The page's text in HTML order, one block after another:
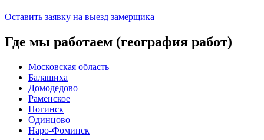
Оставить заявку на выезд замерщика
Где мы работаем (география работ)
Московская область
Балашиха
Домодедово
Раменское
Ногинск
Одинцово
Наро-Фоминск